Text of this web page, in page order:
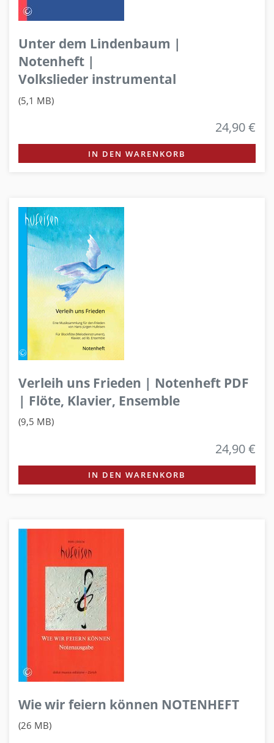
Unter dem Lindenbaum |
Notenheft |
Volkslieder instrumental
(5,1 MB)
24,90 €
IN DEN WARENKORB
Verleih uns Frieden | Notenheft PDF
| Flöte, Klavier, Ensemble
(9,5 MB)
24,90 €
IN DEN WARENKORB
Wie wir feiern können NOTENHEFT
(26 MB)